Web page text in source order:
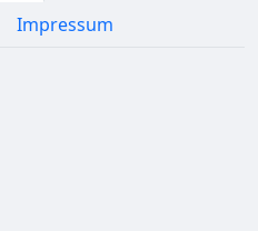
Impressum